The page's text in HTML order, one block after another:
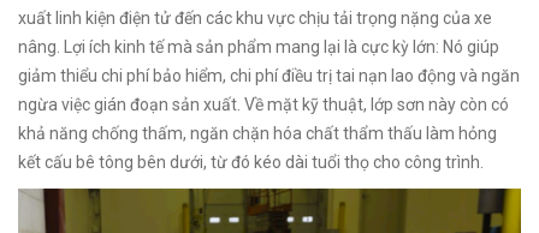
xuất linh kiện điện tử đến các khu vực chịu tải trọng nặng của xe
nâng. Lợi ích kinh tế mà sản phẩm mang lại là cực kỳ lớn: Nó giúp
giảm thiểu chi phí bảo hiểm, chi phí điều trị tai nạn lao động và ngăn
ngừa việc gián đoạn sản xuất. Về mặt kỹ thuật, lớp sơn này còn có
khả năng chống thấm, ngăn chặn hóa chất thẩm thấu làm hỏng
kết cấu bê tông bên dưới, từ đó kéo dài tuổi thọ cho công trình.